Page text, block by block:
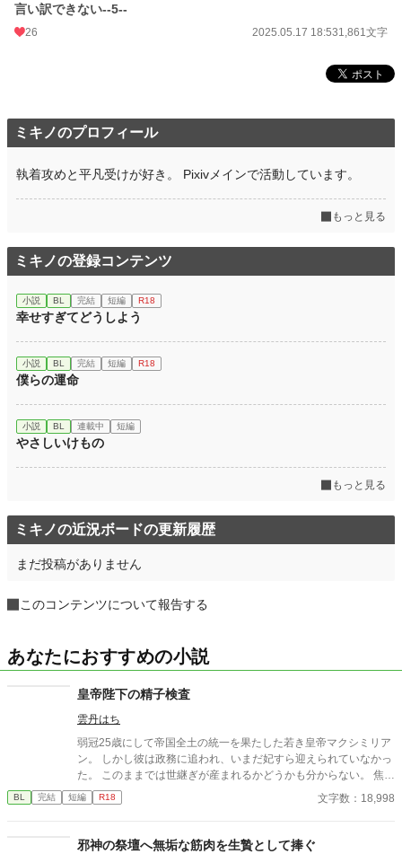
言い訳できない--5--
26 2025.05.17 18:531,861文字
ミキノのプロフィール
執着攻めと平凡受けが好き。 Pixivメインで活動しています。
もっと見る
ミキノの登録コンテンツ
小説 BL 完結 短編 R18
幸せすぎてどうしよう
小説 BL 完結 短編 R18
僕らの運命
小説 BL 連載中 短編
やさしいけもの
もっと見る
ミキノの近況ボードの更新履歴
まだ投稿がありません
このコンテンツについて報告する
あなたにおすすめの小説
皇帝陛下の精子検査
雲丹はち
弱冠25歳にして帝国全土の統一を果たした若き皇帝マクシミリア
ン。 しかし彼は政務に追われ、いまだ妃すら迎えられていなかっ
た。 このままでは世継ぎが産まれるかどうかも分からない。 焦れ
た官僚たちに迫られ、マクシミリアンは世にも屈辱的な『検査』
を受けさせられることに――!?
BL 完結 短編 R18 文字数：18,998
邪神の祭壇へ無垢な筋肉を生贄として捧ぐ